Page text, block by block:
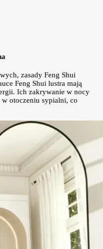
zasady Feng Shui
Feng Shui lustra mają
Ich zakrywanie w nocy
otoczeniu sypialni, co